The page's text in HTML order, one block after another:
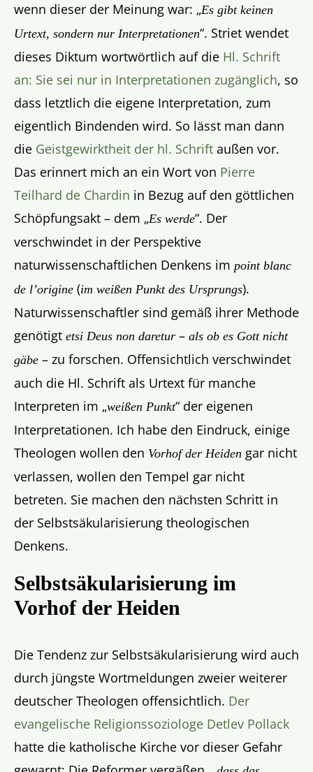
wenn dieser der Meinung war: „Es gibt keinen
Urtext, sondern nur Interpretationen“. Striet wendet
dieses Diktum wortwörtlich auf die Hl. Schrift
an: Sie sei nur in Interpretationen zugänglich, so
dass letztlich die eigene Interpretation, zum
eigentlich Bindenden wird. So lässt man dann
die Geistgewirktheit der hl. Schrift außen vor.
Das erinnert mich an ein Wort von Pierre
Teilhard de Chardin in Bezug auf den göttlichen
Schöpfungsakt – dem „Es werde“. Der
verschwindet in der Perspektive
naturwissenschaftlichen Denkens im point blanc
de l’origine (im weißen Punkt des Ursprungs).
Naturwissenschaftler sind gemäß ihrer Methode
genötigt etsi Deus non daretur – als ob es Gott nicht
gäbe – zu forschen. Offensichtlich verschwindet
auch die Hl. Schrift als Urtext für manche
Interpreten im „weißen Punkt“ der eigenen
Interpretationen. Ich habe den Eindruck, einige
Theologen wollen den Vorhof der Heiden gar nicht
verlassen, wollen den Tempel gar nicht
betreten. Sie machen den nächsten Schritt in
der Selbstsäkularisierung theologischen
Denkens.
Selbstsäkularisierung im
Vorhof der Heiden
Die Tendenz zur Selbstsäkularisierung wird auch
durch jüngste Wortmeldungen zweier weiterer
deutscher Theologen offensichtlich. Der
evangelische Religionssoziologe Detlev Pollack
hatte die katholische Kirche vor dieser Gefahr